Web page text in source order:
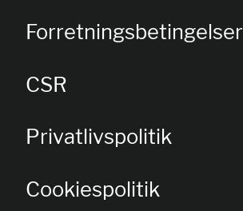
Forretningsbetingelser
CSR
Privatlivspolitik
Cookiespolitik